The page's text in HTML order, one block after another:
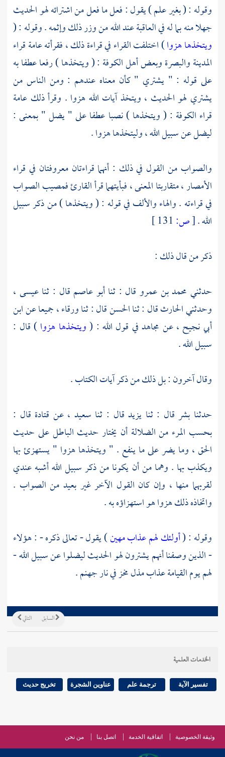
وقوله : ( بغير علم ) يقول : فعل ما فعل من اشترائه لهو الحديث
جهلا منه بما له في العاقبة عند الله من وزر ذلك وإثمه . وقوله : (
ويتخذها هزوا) اختلفت القراء في قراءة ذلك ، فقرأته عامة قراء
المدينةوالبصرةوبعض أهل الكوفة : ( ويتخذها ) رفعا عطفا به
على قوله : " يشتري " كأن معناه عندهم : ومن الناس من
يشتري لهو الحديث ، ويتخذ آيات الله هزوا . وقرأ ذلك عامة
قراء الكوفة : ( ويتخذها ) نصبا عطفا على " يضل " بمعنى :
ليضل عن سبيل الله ، وليتخذها هزوا .
والصواب من القول في ذلك : أنهما قراءتان معروفتان في قراء
الأمصار ، متقاربتا المعنى ، فبأيتهما قرأ القارئ فمصيب الصواب
في قراءته . والهاء والألف في قوله : ( ويتخذها ) من ذكر سبيل
الله .[ص:
ذكر من قال ذلك :
حدثني محمد بن عمرو قال : ثناأبو عاصم قال : ثناعيسى ،
وحدثنيالحارثقال : ثناالحسنقال : ثناورقاء ،جميعا عنابن
أبي نجيح ،عن مجاهدفي قول الله : (ويتخذها هزوا) قال :
سبيل الله .
وقال آخرون : بل ذلك من ذكر آيات الكتاب .
حدثنا بشر قال : ثنا يزيد قال : ثنا سعيد ،عن قتادة قال :
بحسب المرء من الضلالة أن يختار حديث الباطل على حديث
الحق ، وما يضر على ما ينفع . " ويتخذها هزوا " يستهزئ بها
ويكذب بها . وهما من أن يكونا من ذكر سبيل الله أشبه عندي
لقربهما منها ، وإن كان القول الآخر غير بعيد من الصواب .
واتخاذه ذلك هزوا هو استهزاؤه به .
وقوله : (أولئك لهم عذاب مهين) يقول - تعالى ذكره - : هؤلاء
- الذين وصفنا أنهم يشترون لهو الحديث ليضلوا عن سبيل الله -
لهم يوم القيامة عذاب مذل مخز في نار جهنم .
التالي السابق
الخدمات العلمية
تفسير الآية ترجمة علم عناوين الشجرة تخريج حديث
وثيقة الخصوصية اتفاقية الخدمة اتصل بنا من نحن